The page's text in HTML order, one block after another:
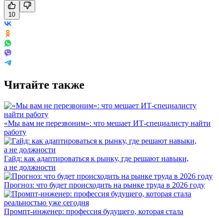
10
Читайте также
«Мы вам не перезвоним»: что мешает ИТ-специалисту найти
работу
Гайд: как адаптироваться к рынку, где решают навыки,
а не должности
Прогноз: что будет происходить на рынке труда в 2026 году
Промпт-инженер: профессия будущего, которая стала